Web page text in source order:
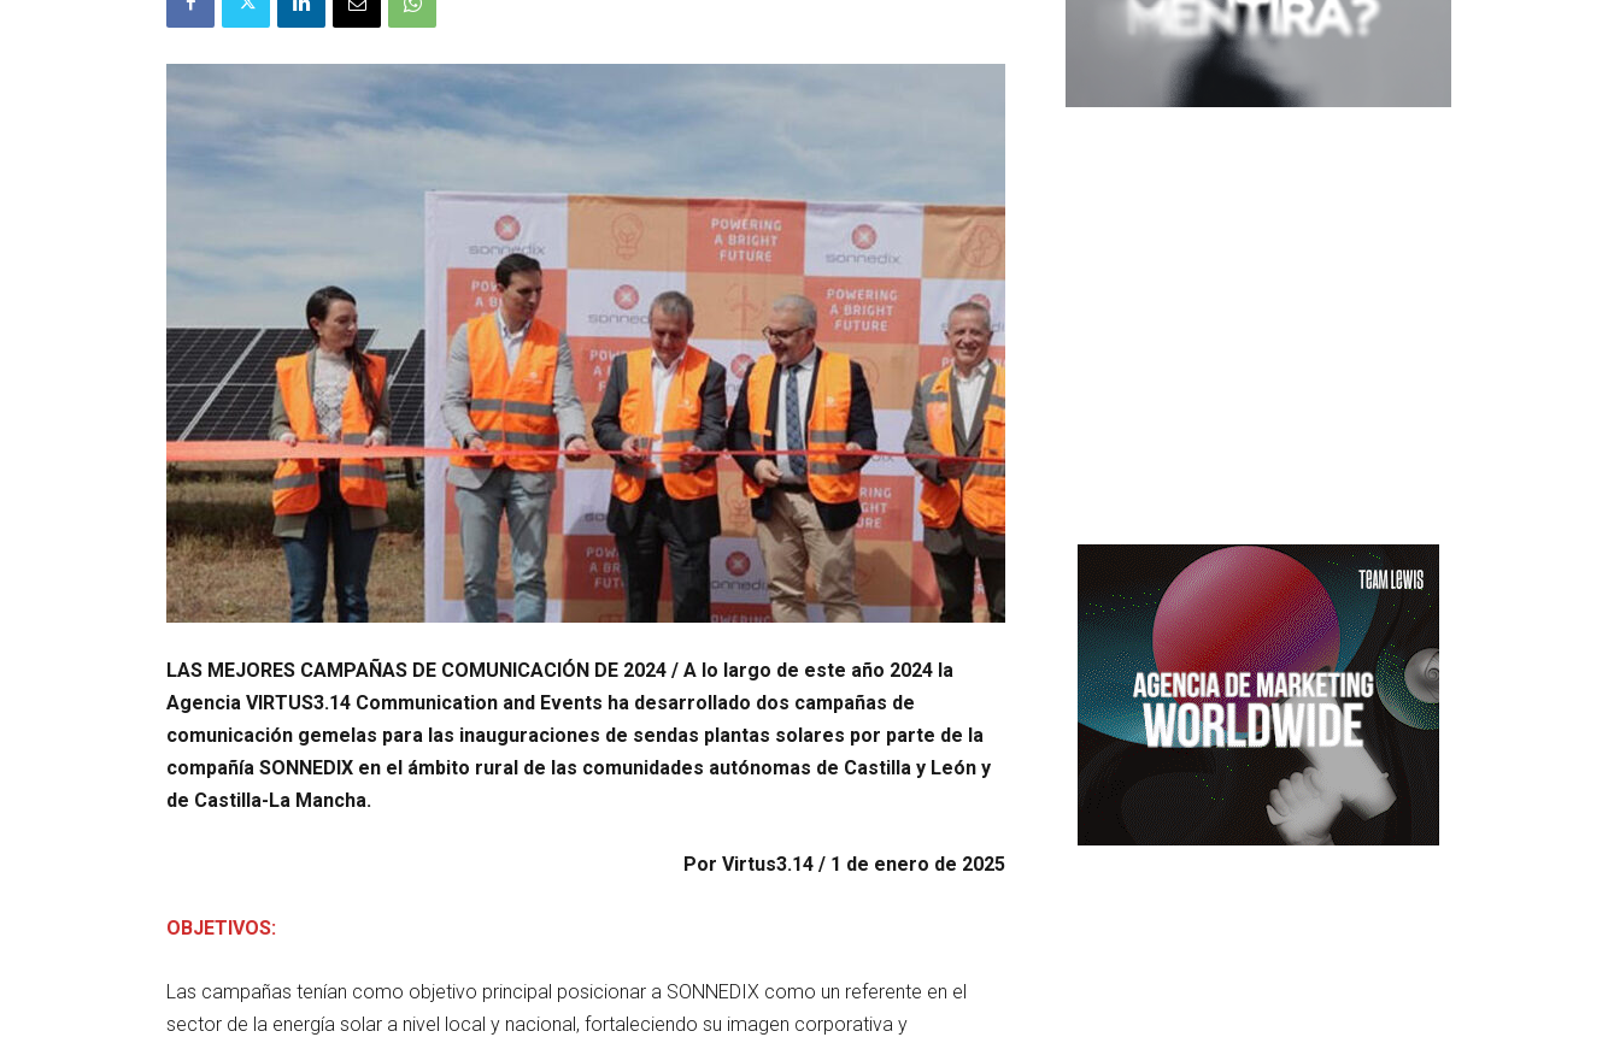
LAS MEJORES CAMPAÑAS DE COMUNICACIÓN DE 2024 / A lo largo de este año 2024 la
Agencia VIRTUS3.14 Communication and Events ha desarrollado dos campañas de
comunicación gemelas para las inauguraciones de sendas plantas solares por parte de la
compañía SONNEDIX en el ámbito rural de las comunidades autónomas de Castilla y León y
de Castilla-La Mancha.
Por Virtus3.14 / 1 de enero de 2025
OBJETIVOS:
Las campañas tenían como objetivo principal posicionar a SONNEDIX como un referente en el
sector de la energía solar a nivel local y nacional, fortaleciendo su imagen corporativa y